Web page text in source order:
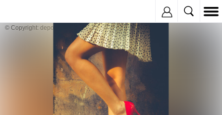
© Copyright: depositphotos